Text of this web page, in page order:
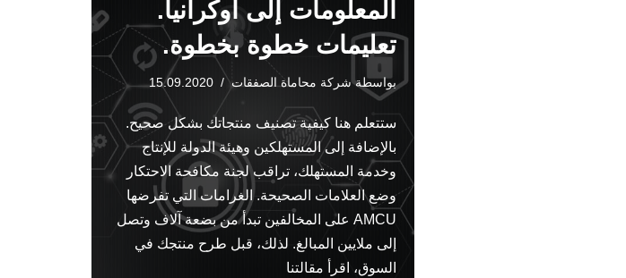
المعلومات إلى أوكرانيا.
تعليمات خطوة بخطوة.
بواسطةشركة محاماة الصفقات 15.09.2020
ستتعلم هنا كيفية تصنيف منتجاتك بشكل صحيح.
بالإضافة إلى المستهلكين وهيئة الدولة للإنتاج
وخدمة المستهلك، تراقب لجنة مكافحة الاحتكار
وضع العلامات الصحيحة. الغرامات التي تفرضها
AMCU على المخالفين تبدأ من بضعة آلاف وتصل
إلى ملايين المبالغ. لذلك، قبل طرح منتجك في
السوق، اقرأ مقالتنا